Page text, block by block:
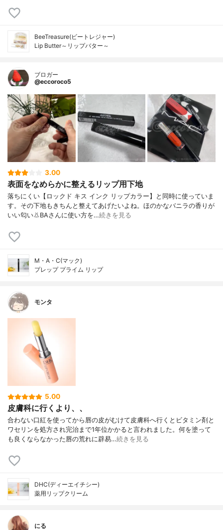
BeeTreasure(ビートレジャー)
Lip Butter～リップバター～
ブロガー
@eccoroco5
3.00
表面をなめらかに整えるリップ用下地
落ちにくい【ロックド キス インク リップカラー】と同時に使っていま
す。その下地もきちんと整えてあげたいよね。ほのかなバニラの香りが
いい匂い👃BAさんに使い方を…続きを見る
M・A・C(マック)
プレップ プライム リップ
モンタ
5.00
皮膚科に行くより、、
合わない口紅を使ってから唇の皮がむけて皮膚科へ行くとビタミン剤と
ワセリンを処方され完治まで1年位かかると言われました。何を塗って
も良くならなかった唇の荒れに辟易…続きを見る
DHC(ディーエイチシー)
薬用リップクリーム
にる